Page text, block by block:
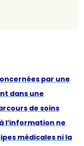
par une
dans une
de soins
l’information ne
médicales ni la